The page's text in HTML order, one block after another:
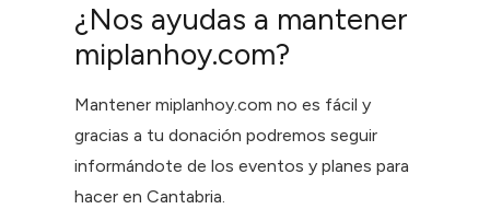
¿Nos ayudas a mantener
miplanhoy.com?
Mantener miplanhoy.com no es fácil y
gracias a tu donación podremos seguir
informándote de los eventos y planes para
hacer en Cantabria.